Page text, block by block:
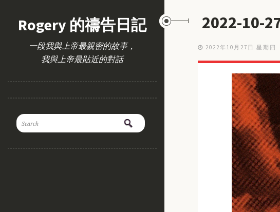
Rogery 的禱告日記
一段我與上帝最親密的故事，
我與上帝最貼近的對話
2022-10-
2022年10月27日 星期四